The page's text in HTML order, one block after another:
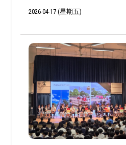
2026-04-17 (星期五)